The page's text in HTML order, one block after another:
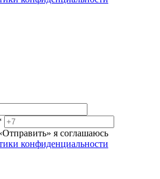
я соглашаюсь
конфиденциальности